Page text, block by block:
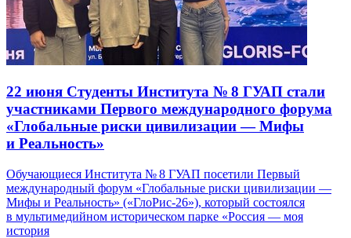
22 июня Студенты Института № 8 ГУАП стали
участниками Первого международного форума
«Глобальные риски цивилизации — Мифы
и Реальность»
Обучающиеся Института № 8 ГУАП посетили Первый
международный форум «Глобальные риски цивилизации —
Мифы и Реальность» («ГлоРис-26»), который состоялся
в мультимедийном историческом парке «Россия — моя
история